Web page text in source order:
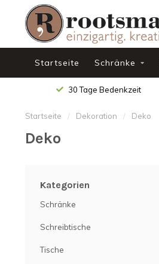
Startseite Schränke
30 Tage Bedenkzeit
Startseite / Dekoration / Deko
Deko
Kategorien
Schränke
Schreibtische
Tische